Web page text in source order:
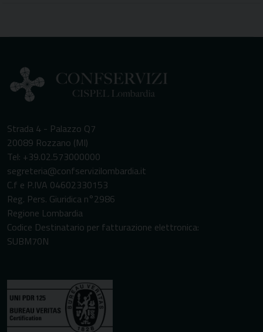
Strada 4 - Palazzo Q7
20089 Rozzano (MI)
Tel: +39.02.573000000
segreteria@confservizilombardia.it
C.f e P.IVA 04602330153
Reg. Pers. Giuridica n°2986
Regione Lombardia
Codice Destinatario per fatturazione elettronica:
SUBM70N